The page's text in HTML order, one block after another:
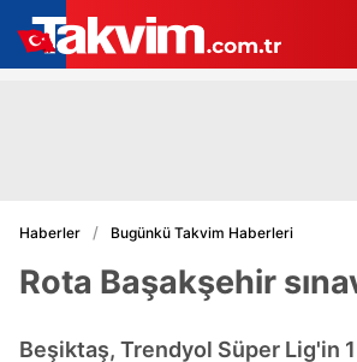
Haberler Bugünkü Takvim Haberleri
Rota Başakşehir
Beşiktaş, Trendyol Süper Lig'in